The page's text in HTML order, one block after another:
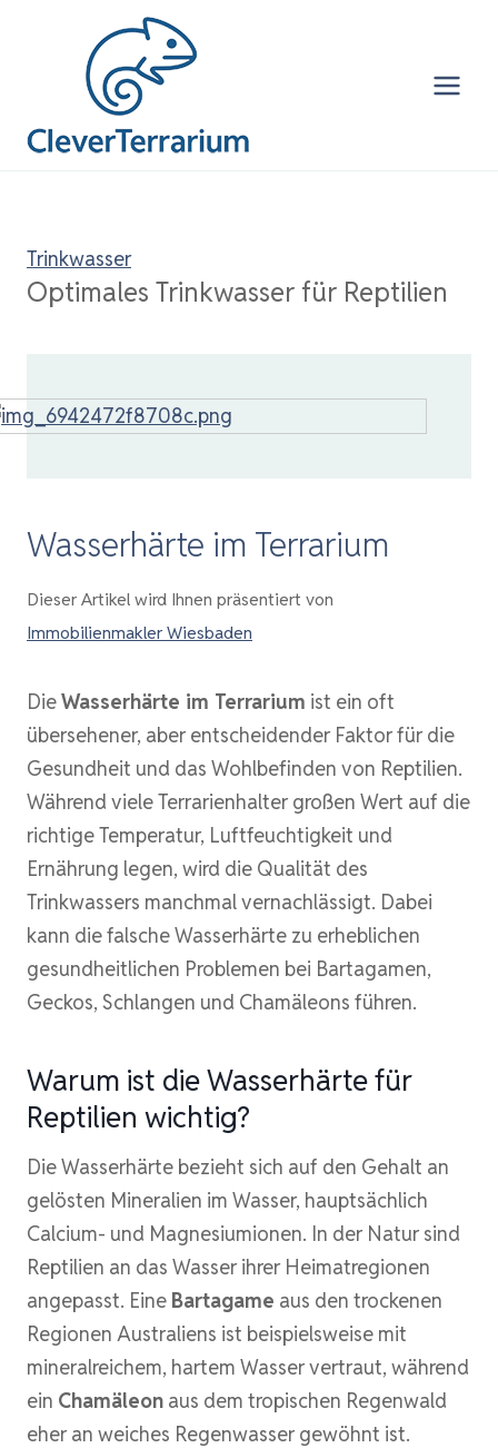
Trinkwasser
Optimales Trinkwasser für Reptilien
Wasserhärte im Terrarium
Dieser Artikel wird Ihnen präsentiert von
Immobilienmakler Wiesbaden
DieWasserhärte im Terrarium ist ein oft
übersehener, aber entscheidender Faktor für die
Gesundheit und das Wohlbefinden von Reptilien.
Während viele Terrarienhalter großen Wert auf die
richtige Temperatur, Luftfeuchtigkeit und
Ernährung legen, wird die Qualität des
Trinkwassers manchmal vernachlässigt. Dabei
kann die falsche Wasserhärte zu erheblichen
gesundheitlichen Problemen bei Bartagamen,
Geckos, Schlangen und Chamäleons führen.
Warum ist die Wasserhärte für
Reptilien wichtig?
Die Wasserhärte bezieht sich auf den Gehalt an
gelösten Mineralien im Wasser, hauptsächlich
Calcium- und Magnesiumionen. In der Natur sind
Reptilien an das Wasser ihrer Heimatregionen
angepasst. Eine Bartagame aus den trockenen
Regionen Australiens ist beispielsweise mit
mineralreichem, hartem Wasser vertraut, während
ein Chamäleon aus dem tropischen Regenwald
eher an weiches Regenwasser gewöhnt ist.